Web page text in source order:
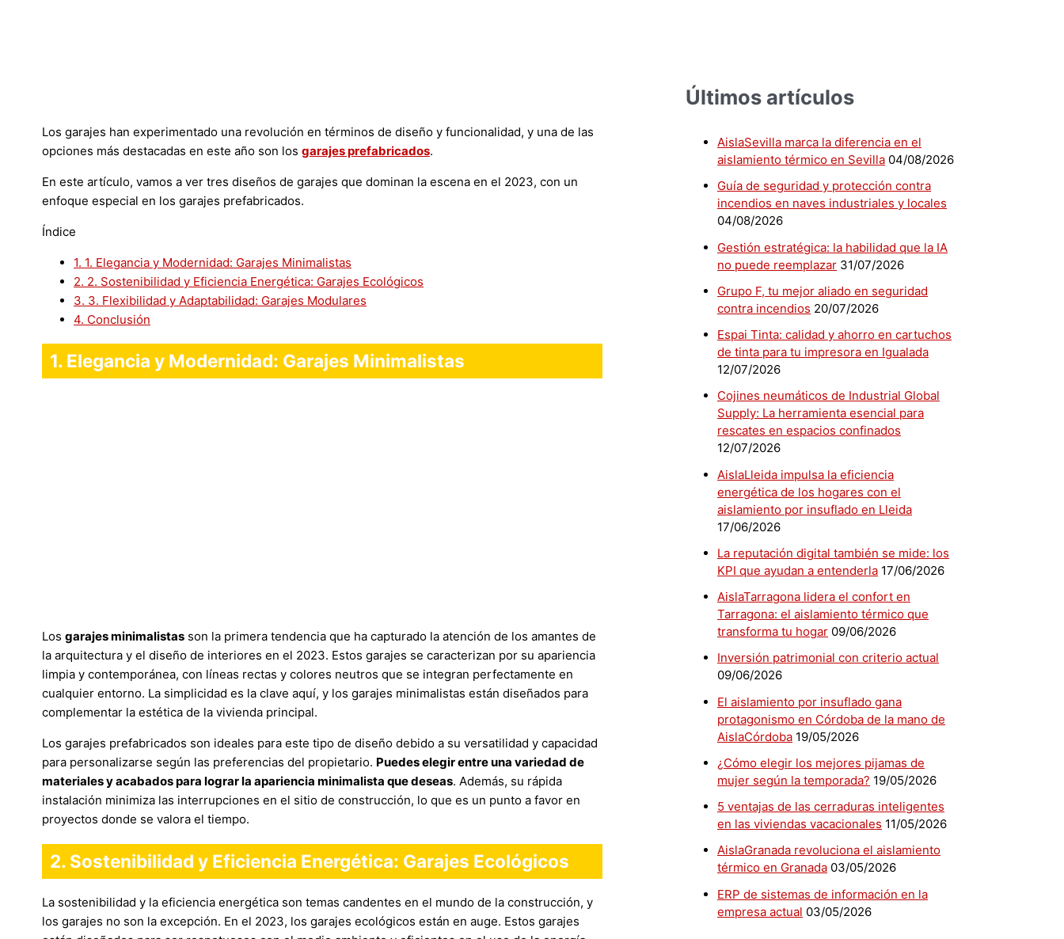
Los garajes han experimentado una revolución en términos de diseño y funcionalidad, y una de las
opciones más destacadas en este año son los garajes prefabricados.
En este artículo, vamos a ver tres diseños de garajes que dominan la escena en el 2023, con un
enfoque especial en los garajes prefabricados.
Índice
1. 1. Elegancia y Modernidad: Garajes Minimalistas
2. 2. Sostenibilidad y Eficiencia Energética: Garajes Ecológicos
3. 3. Flexibilidad y Adaptabilidad: Garajes Modulares
4. Conclusión
1. Elegancia y Modernidad: Garajes Minimalistas
Los garajes minimalistas son la primera tendencia que ha capturado la atención de los amantes de
la arquitectura y el diseño de interiores en el 2023. Estos garajes se caracterizan por su apariencia
limpia y contemporánea, con líneas rectas y colores neutros que se integran perfectamente en
cualquier entorno. La simplicidad es la clave aquí, y los garajes minimalistas están diseñados para
complementar la estética de la vivienda principal.
Los garajes prefabricados son ideales para este tipo de diseño debido a su versatilidad y capacidad
para personalizarse según las preferencias del propietario. Puedes elegir entre una variedad de
materiales y acabados para lograr la apariencia minimalista que deseas. Además, su rápida
instalación minimiza las interrupciones en el sitio de construcción, lo que es un punto a favor en
proyectos donde se valora el tiempo.
2. Sostenibilidad y Eficiencia Energética: Garajes Ecológicos
La sostenibilidad y la eficiencia energética son temas candentes en el mundo de la construcción, y
los garajes no son la excepción. En el 2023, los garajes ecológicos están en auge. Estos garajes
Últimos artículos
AislaSevilla marca la diferencia en el
aislamiento térmico en Sevilla 04/08/2026
Guía de seguridad y protección contra
incendios en naves industriales y locales
04/08/2026
Gestión estratégica: la habilidad que la IA
no puede reemplazar 31/07/2026
Grupo F, tu mejor aliado en seguridad
contra incendios 20/07/2026
Espai Tinta: calidad y ahorro en cartuchos
de tinta para tu impresora en Igualada
12/07/2026
Cojines neumáticos de Industrial Global
Supply: La herramienta esencial para
rescates en espacios confinados
12/07/2026
AislaLleida impulsa la eficiencia
energética de los hogares con el
aislamiento por insuflado en Lleida
17/06/2026
La reputación digital también se mide: los
KPI que ayudan a entenderla 17/06/2026
AislaTarragona lidera el confort en
Tarragona: el aislamiento térmico que
transforma tu hogar 09/06/2026
Inversión patrimonial con criterio actual
09/06/2026
El aislamiento por insuflado gana
protagonismo en Córdoba de la mano de
AislaCórdoba 19/05/2026
¿Cómo elegir los mejores pijamas de
mujer según la temporada? 19/05/2026
5 ventajas de las cerraduras inteligentes
en las viviendas vacacionales 11/05/2026
AislaGranada revoluciona el aislamiento
térmico en Granada 03/05/2026
ERP de sistemas de información en la
empresa actual 03/05/2026